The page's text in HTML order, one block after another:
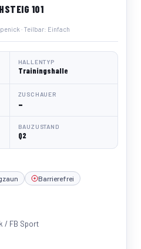
101
· Teilbar: Einfach
HALLENTYP
Trainingshalle
ZUSCHAUER
–
BAUZUSTAND
Q2
Barrierefrei
/ FB Sport